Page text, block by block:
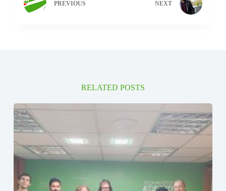
PREVIOUS NEXT
RELATED POSTS